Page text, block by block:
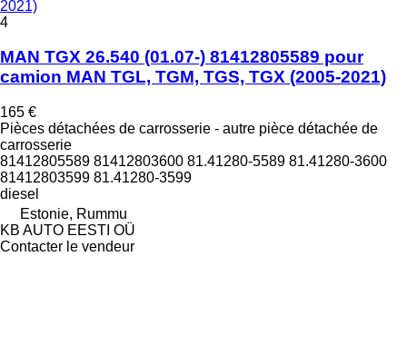
2021)
4
MAN TGX 26.540 (01.07-) 81412805589 pour
camion MAN TGL, TGM, TGS, TGX (2005-2021)
165 €
Pièces détachées de carrosserie - autre pièce détachée de
carrosserie
81412805589 81412803600 81.41280-5589 81.41280-3600
81412803599 81.41280-3599
diesel
Estonie, Rummu
KB AUTO EESTI OÜ
Contacter le vendeur